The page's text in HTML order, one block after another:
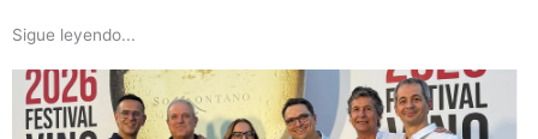
Sigue leyendo...